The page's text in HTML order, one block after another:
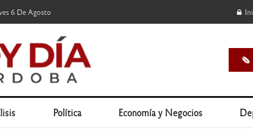
6 De Agosto
🗞️
Política Economía y Negocios